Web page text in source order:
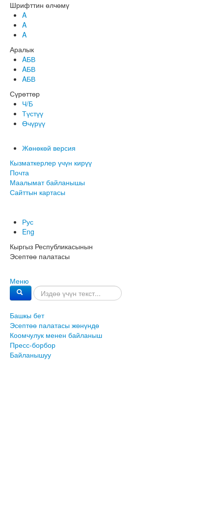
Шрифттин өлчөмү
A
A
A
Аралык
AБВ
AБВ
AБВ
Сүрөттөр
Ч/Б
Түстүү
Өчүрүү
Жөнөкөй версия
Кызматкерлер үчүн кирүү
Почта
Маалымат байланышы
Сайттын картасы
Рус
Eng
Кыргыз Республикасынын
Эсептөө палатасы
Меню
Башкы бет
Эсептөө палатасы жөнүндө
Коомчулук менен байланыш
Пресс-борбор
Байланышуу